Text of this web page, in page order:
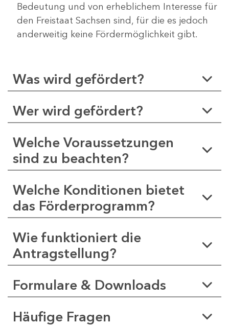
Bedeutung und von erheblichem Interesse für
den Freistaat Sachsen sind, für die es jedoch
anderweitig keine Fördermöglichkeit gibt.
Was wird gefördert?
Wer wird gefördert?
Welche Voraussetzungen
sind zu beachten?
Welche Konditionen bietet
das Förderprogramm?
Wie funktioniert die
Antragstellung?
Formulare & Downloads
Häufige Fragen